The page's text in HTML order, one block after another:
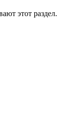
этот раздел.